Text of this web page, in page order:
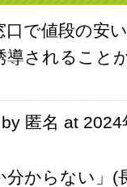
で値段の安
導されること
匿名 at
分からない」(